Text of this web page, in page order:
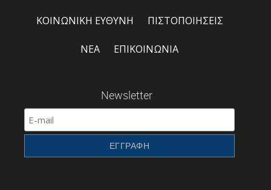
ΚΟΙΝΩΝΙΚΗ ΕΥΘΥΝΗ ΠΙΣΤΟΠΟΙΗΣΕΙΣ
ΝΕΑ ΕΠΙΚΟΙΝΩΝΙΑ
Newsletter